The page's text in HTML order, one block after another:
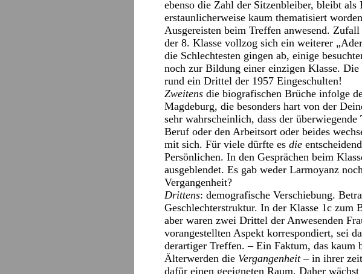
ebenso die Zahl der Sitzenbleiber, bleibt
erstaunlicherweise kaum thematisiert
Ausgereisten beim Treffen anwesend.
der 8. Klasse vollzog sich ein weiterer
die Schlechtesten gingen ab, einige
noch zur Bildung einer einzigen Klasse. Die
rund ein Drittel der 1957 Eingeschulten!
Zweitens die biografischen Brüche infolge
Magdeburg, die besonders hart von der
sehr wahrscheinlich, dass der
Beruf oder den Arbeitsort oder beides
mit sich. Für viele dürfte es die
Persönlichen. In den Gesprächen beim
ausgeblendet. Es gab weder Larmoyanz
Vergangenheit?
Drittens: demografische Verschiebung.
Geschlechterstruktur. In der Klasse 1c zum
aber waren zwei Drittel der Anwesenden
vorangestellten Aspekt korrespondiert, sei
derartiger Treffen. – Ein Faktum, das
Älterwerden die Vergangenheit – in ihrer
dafür einen geeigneten Raum. Daher